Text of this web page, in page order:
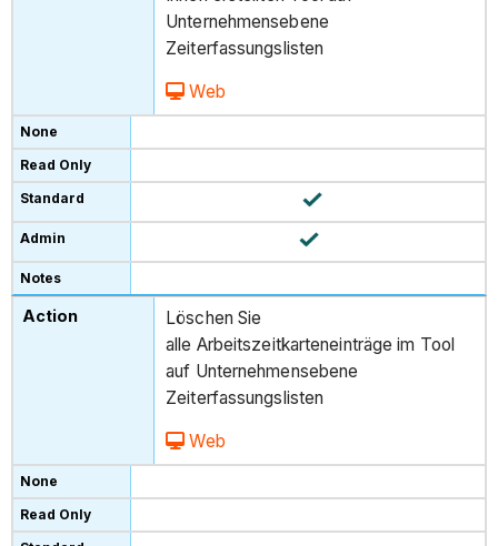
Unternehmensebene
Zeiterfassungslisten
Web
Löschen Sie
alle Arbeitszeitkarteneinträge im Tool
auf Unternehmensebene
Zeiterfassungslisten
Web